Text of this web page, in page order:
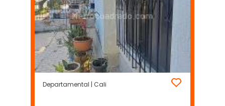
Departamental | Cali